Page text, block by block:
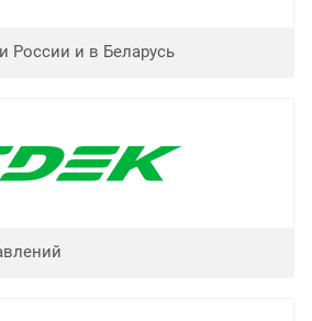
России и в Беларусь